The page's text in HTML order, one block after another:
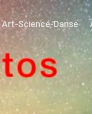
Art-Science-Danse